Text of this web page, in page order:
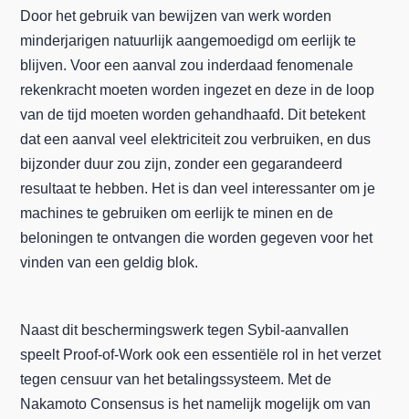
Door het gebruik van bewijzen van werk worden
minderjarigen natuurlijk aangemoedigd om eerlijk te
blijven. Voor een aanval zou inderdaad fenomenale
rekenkracht moeten worden ingezet en deze in de loop
van de tijd moeten worden gehandhaafd. Dit betekent
dat een aanval veel elektriciteit zou verbruiken, en dus
bijzonder duur zou zijn, zonder een gegarandeerd
resultaat te hebben. Het is dan veel interessanter om je
machines te gebruiken om eerlijk te minen en de
beloningen te ontvangen die worden gegeven voor het
vinden van een geldig blok.
Naast dit beschermingswerk tegen Sybil-aanvallen
speelt Proof-of-Work ook een essentiële rol in het verzet
tegen censuur van het betalingssysteem. Met de
Nakamoto Consensus is het namelijk mogelijk om van